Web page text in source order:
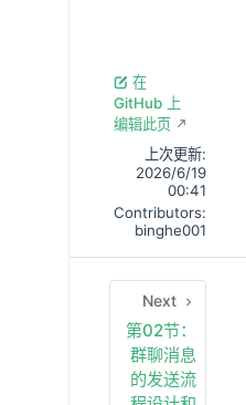
在
GitHub 上
编辑此页
上次更新:
2026/6/19
00:41
Contributors:
binghe001
Next
第02节：
群聊消息
的发送流